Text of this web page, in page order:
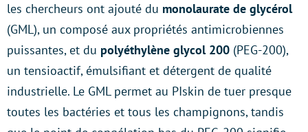
les chercheurs ont ajouté du monolaurate de glycérol
(GML), un composé aux propriétés antimicrobiennes
puissantes, et du polyéthylène glycol 200 (PEG-200),
un tensioactif, émulsifiant et détergent de qualité
industrielle. Le GML permet au PIskin de tuer presque
toutes les bactéries et tous les champignons, tandis